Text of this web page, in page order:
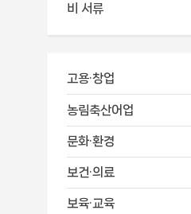
비 서류
고용·창업
농림축산어업
문화·환경
보건·의료
보육·교육